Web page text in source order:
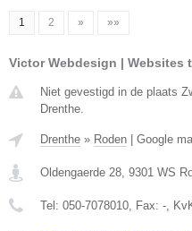
1 2 » »»
Victor Webdesign | Websites
Niet gevestigd in de plaats
Drenthe.
Drenthe » Roden Google
Oldengaerde 28, 9301 WS
Tel: 050-7078010, Fax: -,